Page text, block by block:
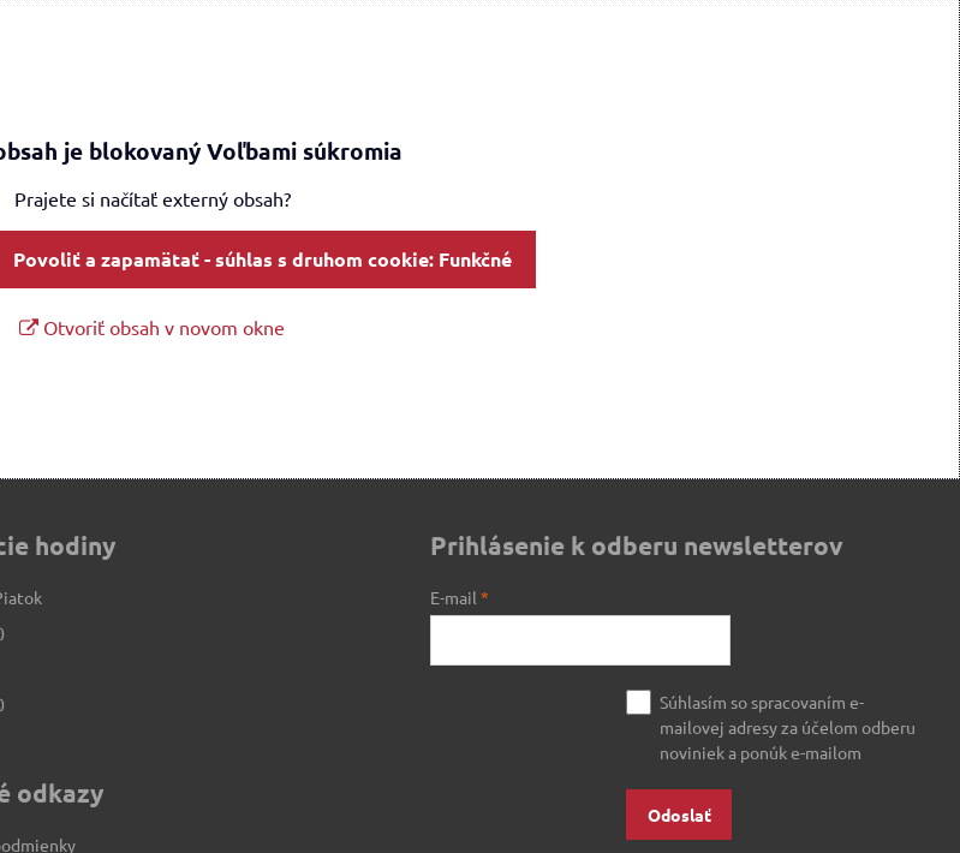
je blokovaný Voľbami súkromia
Prajete si načítať externý obsah?
Povoliť a zapamätať - súhlas s druhom cookie: Funkčné
Otvoriť obsah v novom okne
hodiny
odkazy
Prihlásenie k odberu newsletterov
E-mail*
Súhlasím so spracovaním e-
mailovej adresy za účelom odberu
noviniek a ponúk e-mailom
Odoslať